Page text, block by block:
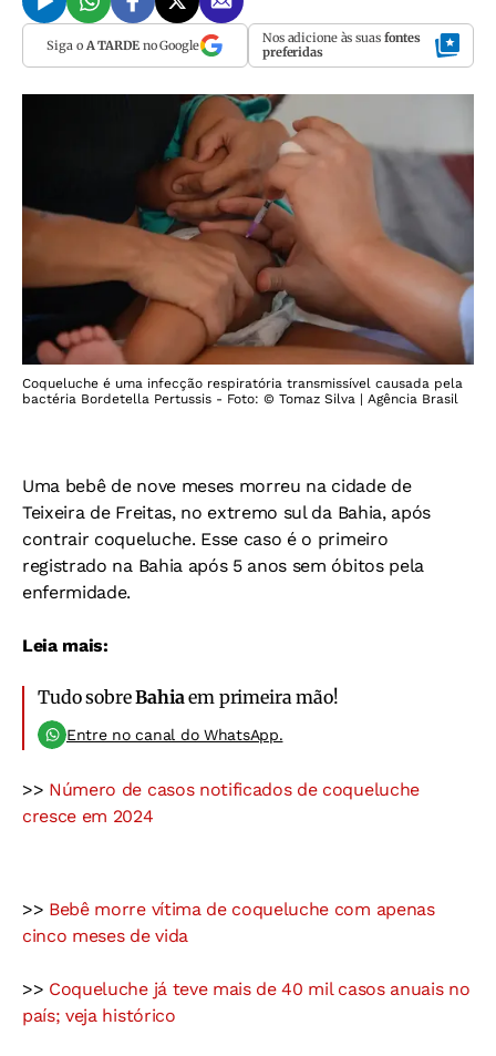
Siga o A TARDEno Google Nos adicione às suas fontes
preferidas
Coqueluche é uma infecção respiratória transmissível causada pela
bactéria Bordetella Pertussis - Foto: © Tomaz Silva | Agência Brasil
Uma bebê de nove meses morreu na cidade de
Teixeira de Freitas, no extremo sul da Bahia, após
contrair coqueluche. Esse caso é o primeiro
registrado na Bahia após 5 anos sem óbitos pela
enfermidade.
Leia mais:
Tudo sobreBahia em primeira mão!
Entre no canal do WhatsApp.
>> Número de casos notificados de coqueluche
cresce em 2024
>> Bebê morre vítima de coqueluche com apenas
cinco meses de vida
>> Coqueluche já teve mais de 40 mil casos anuais no
país; veja histórico